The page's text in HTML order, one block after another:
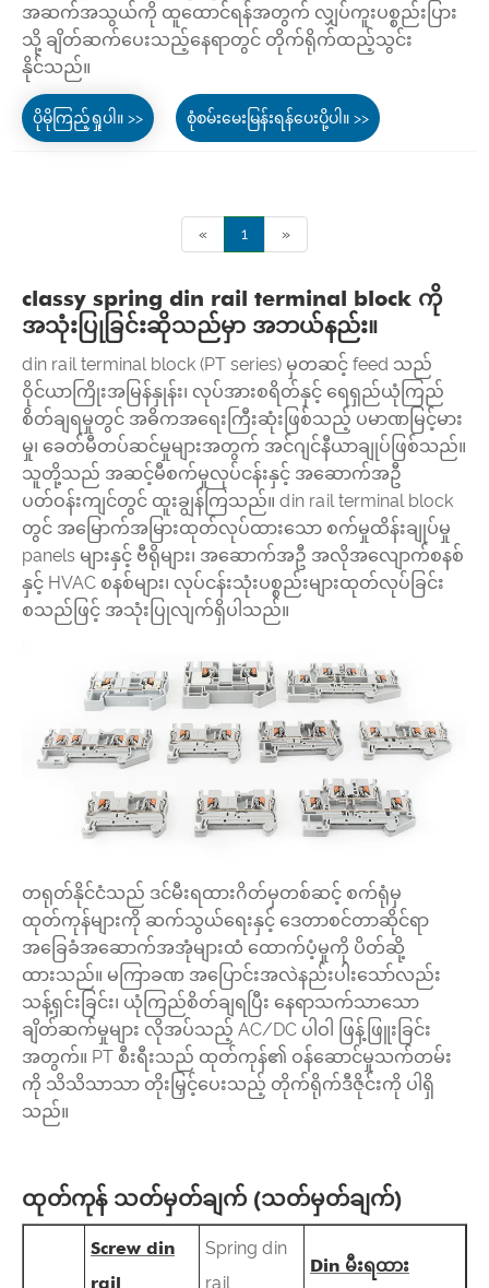
အဆက်အသွယ်ကို ထူထောင်ရန်အတွက် လျှပ်ကူးပစ္စည်းပြား
သို့ ချိတ်ဆက်ပေးသည့်နေရာတွင် တိုက်ရိုက်ထည့်သွင်း
နိုင်သည်။
ပိုမိုကြည့်ရှုပါ။ >> စုံစမ်းမေးမြန်းရန်ပေးပို့ပါ။ >>
« 1 »
classy spring din rail terminal block ကို
အသုံးပြုခြင်းဆိုသည်မှာ အဘယ်နည်း။
din rail terminal block (PT series) မှတဆင့် feed သည်
ဝိုင်ယာကြိုးအမြန်နှုန်း၊ လုပ်အားစရိတ်နှင့် ရေရှည်ယုံကြည်
စိတ်ချရမှုတွင် အဓိကအရေးကြီးဆုံးဖြစ်သည့် ပမာဏမြင့်မား
မှု၊ ခေတ်မီတပ်ဆင်မှုများအတွက် အင်ဂျင်နီယာချုပ်ဖြစ်သည်။
သူတို့သည် အဆင့်မီစက်မှုလုပ်ငန်းနှင့် အဆောက်အဦ
ပတ်ဝန်းကျင်တွင် ထူးချွန်ကြသည်။ din rail terminal block
တွင် အမြောက်အမြားထုတ်လုပ်ထားသော စက်မှုထိန်းချုပ်မှု
panels များနှင့် ဗီရိုများ၊ အဆောက်အဦ အလိုအလျောက်စနစ်
နှင့် HVAC စနစ်များ၊ လုပ်ငန်းသုံးပစ္စည်းများထုတ်လုပ်ခြင်း
စသည်ဖြင့် အသုံးပြုလျက်ရှိပါသည်။
တရုတ်နိုင်ငံသည် ဒင်မီးရထားဂိတ်မှတစ်ဆင့် စက်ရုံမှ
ထုတ်ကုန်များကို ဆက်သွယ်ရေးနှင့် ဒေတာစင်တာဆိုင်ရာ
အခြေခံအဆောက်အအုံများထံ ထောက်ပံ့မှုကို ပိတ်ဆို့
ထားသည်။ မကြာခဏ အပြောင်းအလဲနည်းပါးသော်လည်း
သန့်ရှင်းခြင်း၊ ယုံကြည်စိတ်ချရပြီး နေရာသက်သာသော
ချိတ်ဆက်မှုများ လိုအပ်သည့် AC/DC ပါဝါ ဖြန့်ဖြူးခြင်း
အတွက်။ PT စီးရီးသည် ထုတ်ကုန်၏ ဝန်ဆောင်မှုသက်တမ်း
ကို သိသိသာသာ တိုးမြှင့်ပေးသည့် တိုက်ရိုက်ဒီဇိုင်းကို ပါရှိ
သည်။
ထုတ်ကုန် သတ်မှတ်ချက် (သတ်မှတ်ချက်)
Screw din
rail
Spring din
rail
Din မီးရထား